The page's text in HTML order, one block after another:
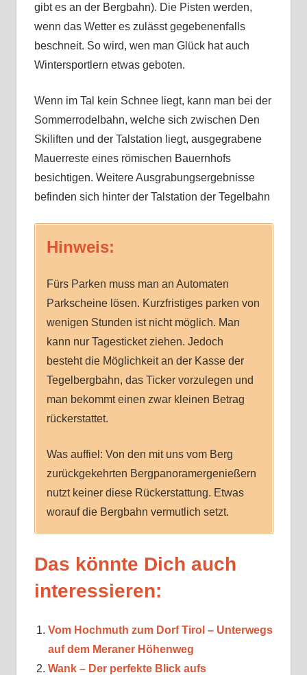
gibt es an der Bergbahn). Die Pisten werden,
wenn das Wetter es zulässt gegebenenfalls
beschneit. So wird, wen man Glück hat auch
Wintersportlern etwas geboten.
Wenn im Tal kein Schnee liegt, kann man bei der
Sommerrodelbahn, welche sich zwischen Den
Skiliften und der Talstation liegt, ausgegrabene
Mauerreste eines römischen Bauernhofs
besichtigen. Weitere Ausgrabungsergebnisse
befinden sich hinter der Talstation der Tegelbahn
Hinweis:
Fürs Parken muss man an Automaten
Parkscheine lösen. Kurzfristiges parken von
wenigen Stunden ist nicht möglich. Man
kann nur Tagesticket ziehen. Jedoch
besteht die Möglichkeit an der Kasse der
Tegelbergbahn, das Ticker vorzulegen und
man bekommt einen zwar kleinen Betrag
rückerstattet.
Was auffiel: Von den mit uns vom Berg
zurückgekehrten Bergpanoramergenießern
nutzt keiner diese Rückerstattung. Etwas
worauf die Bergbahn vermutlich setzt.
Das könnte Dich auch
interessieren:
Vom Hochmuth zum Dorf Tirol – Unterwegs
auf dem Meraner Höhenweg
Wank – Der perfekte Blick aufs